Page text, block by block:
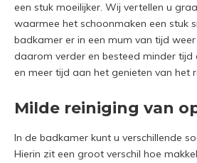
een stuk moeilijker. Wij vertellen u
waarmee het schoonmaken een stuk
badkamer er in een mum van tijd
daarom verder en besteed minder tijd
en meer tijd aan het genieten van het
Milde reiniging van
In de badkamer kunt u verschillende
Hierin zit een groot verschil hoe